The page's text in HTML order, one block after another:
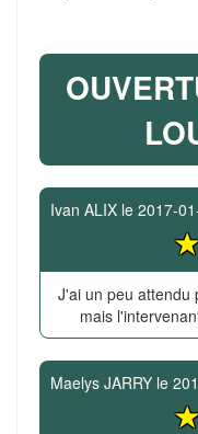
Ivan ALIX le 2017-
J'ai un peu attendu
mais
Maelys JARRY le